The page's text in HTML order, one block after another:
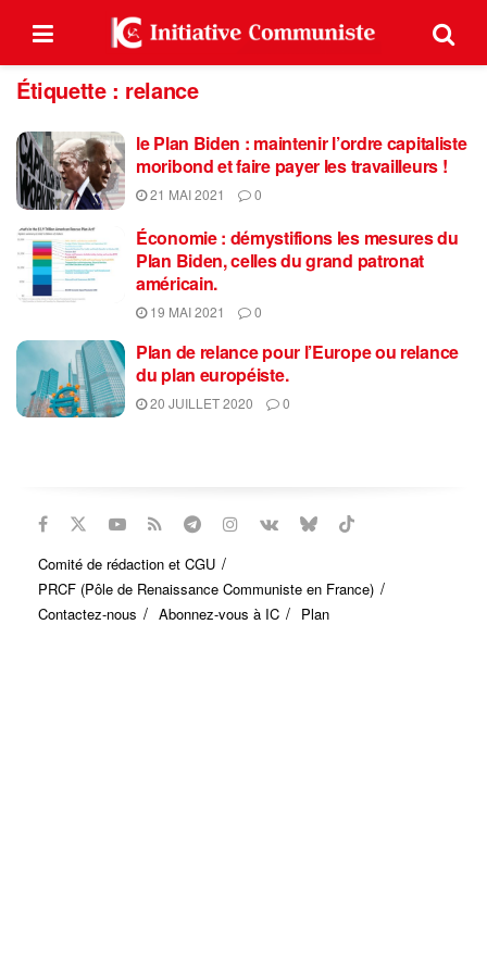
Étiquette : relance
le Plan Biden : maintenir l’ordre capitaliste
moribond et faire payer les travailleurs !
21 MAI 2021 0
Économie : démystifions les mesures du
Plan Biden, celles du grand patronat
américain.
19 MAI 2021 0
Plan de relance pour l’Europe ou relance
du plan européiste.
20 JUILLET 2020 0
Comité de rédaction et CGU
PRCF (Pôle de Renaissance Communiste en France)
Contactez-nous
Abonnez-vous à IC Plan